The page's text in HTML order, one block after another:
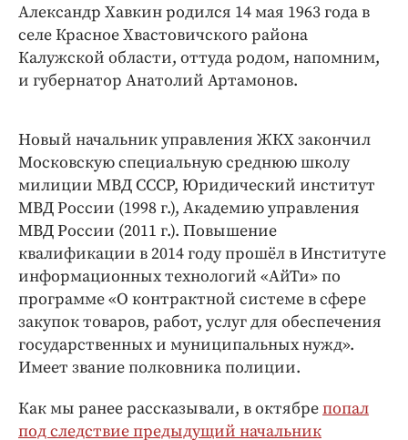
Александр Хавкин родился 14 мая 1963 года в
селе Красное Хвастовичского района
Калужской области, оттуда родом, напомним,
и губернатор Анатолий Артамонов.
Новый начальник управления ЖКХ закончил
Московскую специальную среднюю школу
милиции МВД СССР, Юридический институт
МВД России (1998 г.), Академию управления
МВД России (2011 г.). Повышение
квалификации в 2014 году прошёл в Институте
информационных технологий «АйТи» по
программе «О контрактной системе в сфере
закупок товаров, работ, услуг для обеспечения
государственных и муниципальных нужд».
Имеет звание полковника полиции.
Как мы ранее рассказывали, в октябрепопал
под следствие предыдущий начальник